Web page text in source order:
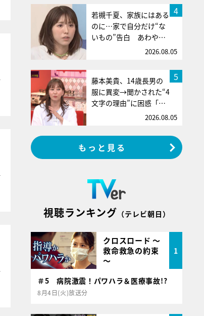
4
若槻千夏、家族にはある
のに…家で自分だけ“な
いもの”告白 あわや…
2026.08.05
5
藤本美貴、14歳長男の
服に異変→聞かされた“4
文字の理由”に困惑「…
2026.08.05
もっと見る
視聴ランキング （テレビ朝日）
クロスロード ～
救命救急の約束
～
1
＃5 病院激震！パワハラ＆医療事故!?
8月4日(火)放送分